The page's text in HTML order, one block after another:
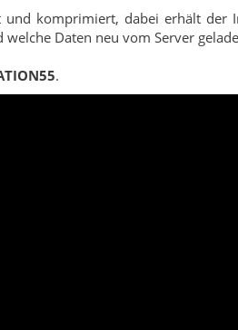
und komprimiert, dabei erhält der
welche Daten neu vom Server
.